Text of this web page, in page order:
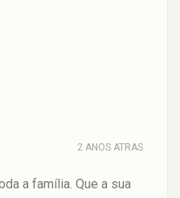
2 ANOS ATRAS
a família. Que a sua